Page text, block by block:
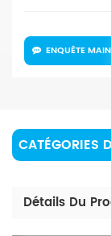
ENQUÊTE
CATÉGORIES
Détails Du